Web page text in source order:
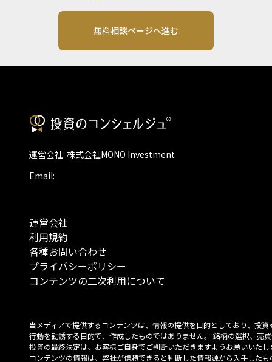
無料相談ページへ進む
運営会社: 株式会社MONO Investment
Email:
運営会社
利用規約
各種お問い合わせ
プライバシーポリシー
コンテンツの二次利用について
当メディアで提供するコンテンツは、情報の提供を目的としており、投資
行動を勧誘する目的で、作成したものではありません。 銘柄の選択、売
投資の最終決定は、お客様ご自身でご判断いただきますようお願いいたし
コンテンツの情報は、弊社が信頼できると判断した情報源から入手したも